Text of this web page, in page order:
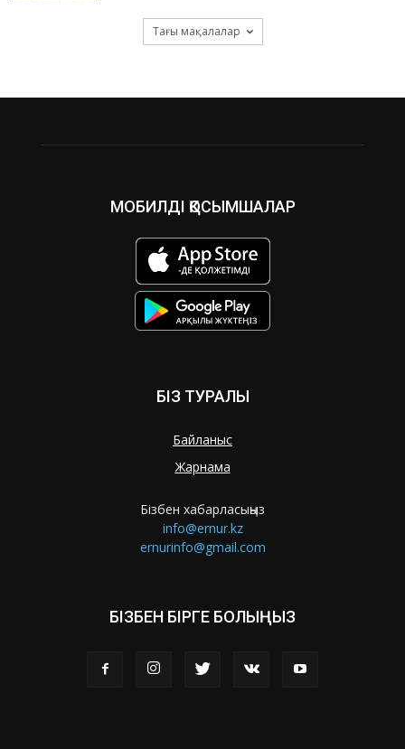
Тағы мақалалар
МОБИЛДІ ҚОСЫМШАЛАР
БІЗ ТУРАЛЫ
Байланыс
Жарнама
Бізбен хабарласыңыз
info@ernur.kz
ernurinfo@gmail.com
БІЗБЕН БІРГЕ БОЛЫҢЫЗ